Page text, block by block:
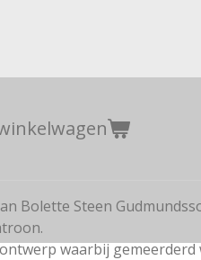
Bolette Steen
waarbij gemeerderd